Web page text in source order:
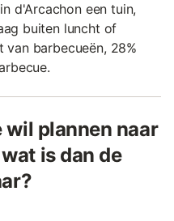
d'Arcachon een tuin,
buiten luncht of
barbecueën, 28%
plannen naar
is dan de